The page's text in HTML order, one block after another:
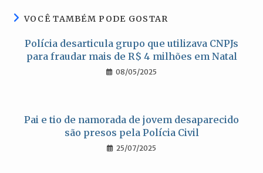
VOCÊ TAMBÉM PODE GOSTAR
Polícia desarticula grupo que utilizava CNPJs
para fraudar mais de R$ 4 milhões em Natal
08/05/2025
Pai e tio de namorada de jovem desaparecido
são presos pela Polícia Civil
25/07/2025